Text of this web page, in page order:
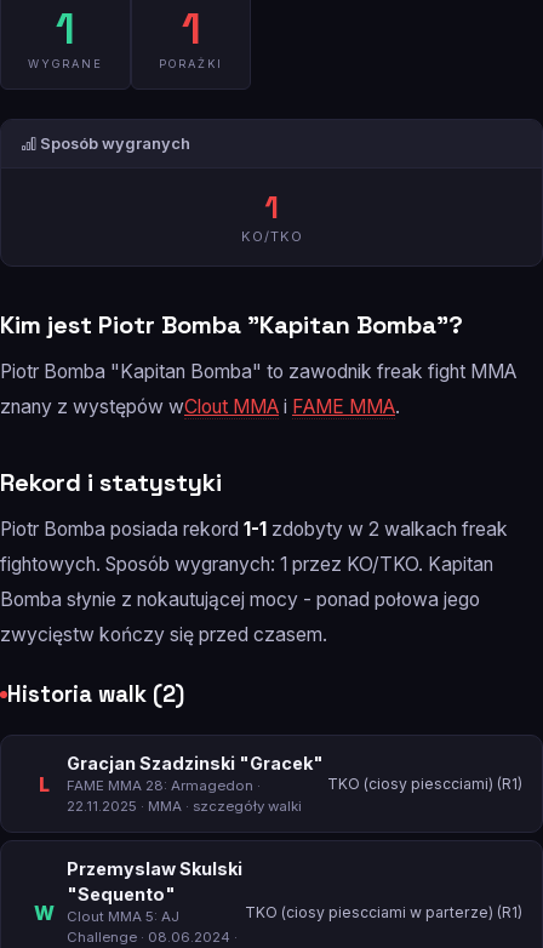
1
WYGRANE
1
PORAŻKI
Sposób wygranych
1
KO/TKO
Kim jest Piotr Bomba "Kapitan Bomba"?
Piotr Bomba "Kapitan Bomba" to zawodnik freak fight MMA
znany z występów wClout MMA i FAME MMA.
Rekord i statystyki
Piotr Bomba posiada rekord 1-1 zdobyty w 2 walkach freak
fightowych. Sposób wygranych: 1 przez KO/TKO. Kapitan
Bomba słynie z nokautującej mocy - ponad połowa jego
zwycięstw kończy się przed czasem.
Historia walk (2)
L
Gracjan Szadzinski "Gracek"
FAME MMA 28: Armagedon ·
22.11.2025 · MMA · szczegóły walki
TKO (ciosy piescciami) (R1)
W
Przemyslaw Skulski
"Sequento"
Clout MMA 5: AJ
Challenge · 08.06.2024 ·
TKO (ciosy piescciami w parterze) (R1)